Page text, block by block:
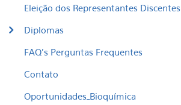
Eleição dos Representantes Discentes
Diplomas
FAQ's Perguntas Frequentes
Contato
Oportunidades_Bioquímica